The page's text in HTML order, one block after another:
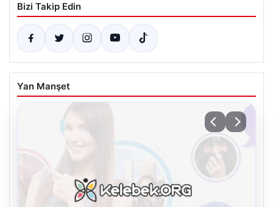
Bizi Takip Edin
Yan Manşet